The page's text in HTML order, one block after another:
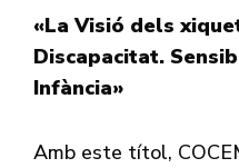
«La Visió dels
Discapacitat.
Infància»
Amb este títol,